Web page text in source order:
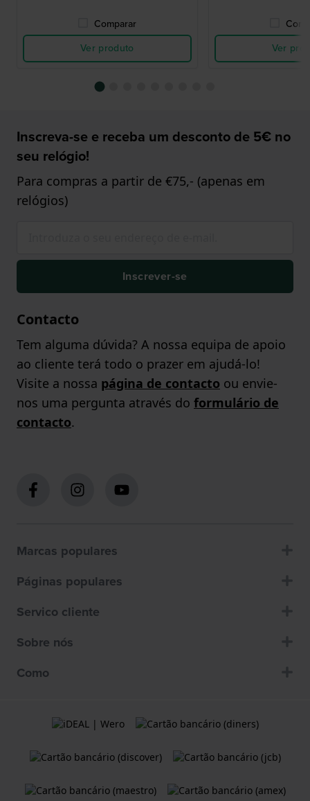
Comparar
Ver produto
Ver
Inscreva-se e receba um desconto de 5€ no
seu relógio!
Para compras a partir de €75,- (apenas em
relógios)
Inscrever-se
Contacto
Tem alguma dúvida? A nossa equipa de apoio
ao cliente terá todo o prazer em ajudá-lo!
Visite a nossa página de contacto ou envie-
nos uma pergunta através do formulário de
contacto.
Marcas populares
Páginas populares
Servico cliente
Sobre nós
Como